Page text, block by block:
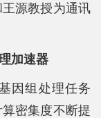
源教授为通讯
加速器
因组处理任务
算密集度不断提